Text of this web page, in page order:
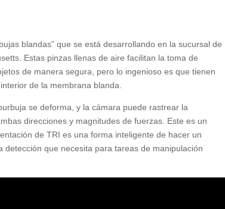
blandas” que se está desarrollando en la sucursal de
Estas pinzas llenas de aire facilitan la toma de
de manera segura, pero lo ingenioso es que tienen
de la membrana blanda.
se deforma, y ​​la cámara puede rastrear la
direcciones y magnitudes de fuerzas. Este es un
de TRI es una forma inteligente de hacer un
que necesita para tareas de manipulación